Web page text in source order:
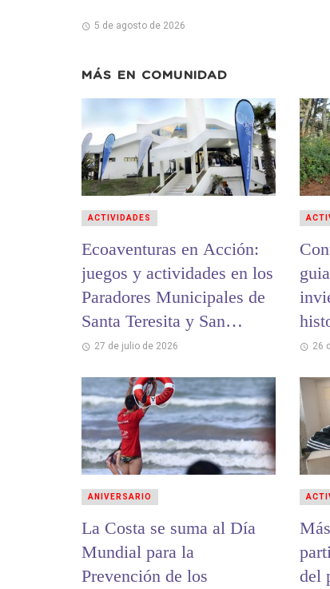
5 de agosto de 2026
MÁS EN COMUNIDAD
Ecoaventuras en Acción:
juegos y actividades en los
Paradores Municipales de
Santa Teresita y San
Bernardo
27 de julio de 2026
ACTIVIDADES
26
La Costa se suma al Día
Mundial para la
Prevención de los
ANIVERSARIO
del